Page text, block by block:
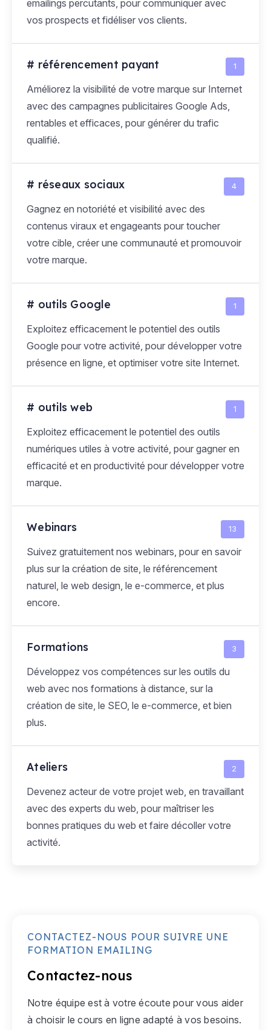
emailings percutants, pour communiquer avec
vos prospects et fidéliser vos clients.
# référencement payant 1
Améliorez la visibilité de votre marque sur Internet
avec des campagnes publicitaires Google Ads,
rentables et efficaces, pour générer du trafic
qualifié.
# réseaux sociaux 4
Gagnez en notoriété et visibilité avec des
contenus viraux et engageants pour toucher
votre cible, créer une communauté et promouvoir
votre marque.
# outils Google 1
Exploitez efficacement le potentiel des outils
Google pour votre activité, pour développer votre
présence en ligne, et optimiser votre site Internet.
# outils web 1
Exploitez efficacement le potentiel des outils
numériques utiles à votre activité, pour gagner en
efficacité et en productivité pour développer votre
marque.
Webinars 13
Suivez gratuitement nos webinars, pour en savoir
plus sur la création de site, le référencement
naturel, le web design, le e-commerce, et plus
encore.
Formations 3
Développez vos compétences sur les outils du
web avec nos formations à distance, sur la
création de site, le SEO, le e-commerce, et bien
plus.
Ateliers 2
Devenez acteur de votre projet web, en travaillant
avec des experts du web, pour maîtriser les
bonnes pratiques du web et faire décoller votre
activité.
CONTACTEZ-NOUS POUR SUIVRE UNE
FORMATION EMAILING
Contactez-nous
Notre équipe est à votre écoute pour vous aider
à choisir le cours en ligne adapté à vos besoins.